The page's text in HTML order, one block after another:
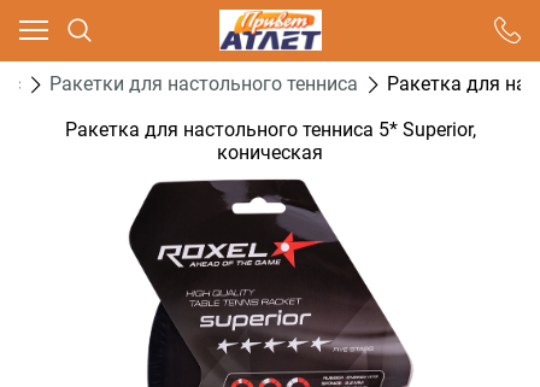
Ракетки для настольного тенниса
Ракетка для
Ракетка для настольного тенниса 5* Superior,
коническая
Ваш город - Москва,
угадали?
ДА НЕТ